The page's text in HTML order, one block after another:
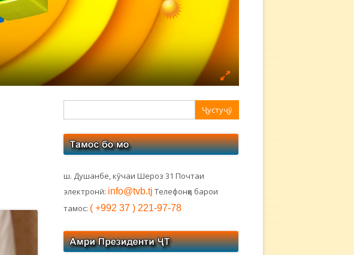
боковая
ш. Душанбе, кӯчаи Шероз 31 Почтаи
электронӣ: info@tvb.tj Телефонҳо барои
тамос: ( +992 37 ) 221-97-78